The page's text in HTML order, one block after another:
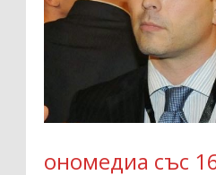
ономедиа със